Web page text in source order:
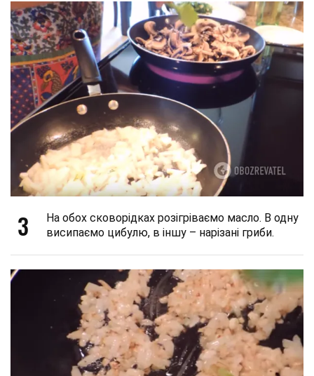
3
На обох сковорідках розігріваємо масло. В одну
висипаємо цибулю, в іншу – нарізані гриби.